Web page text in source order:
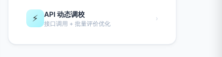
⚡ API 动态调校
接口调用 + 批量评价优化
›